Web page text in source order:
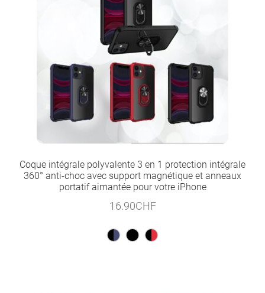
Coque intégrale polyvalente 3 en 1 protection intégrale
360° anti-choc avec support magnétique et anneaux
portatif aimantée pour votre iPhone
16.90CHF